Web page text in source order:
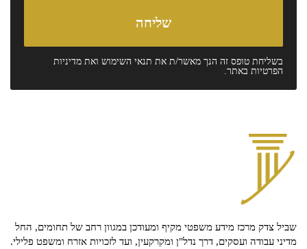
בשליחת טופס זה הנך מאשר/ת את תנאי השימוש ואת מדיניות
הפרטיות באתר.
שביל צדק מרכז מידע משפטי מקיף ומעודכן במגוון רחב של תחומים, החל
מדיני עבודה ועסקים, דרך נדל"ן ומקרקעין, ועד לזכויות אזרח ומשפט פלילי.